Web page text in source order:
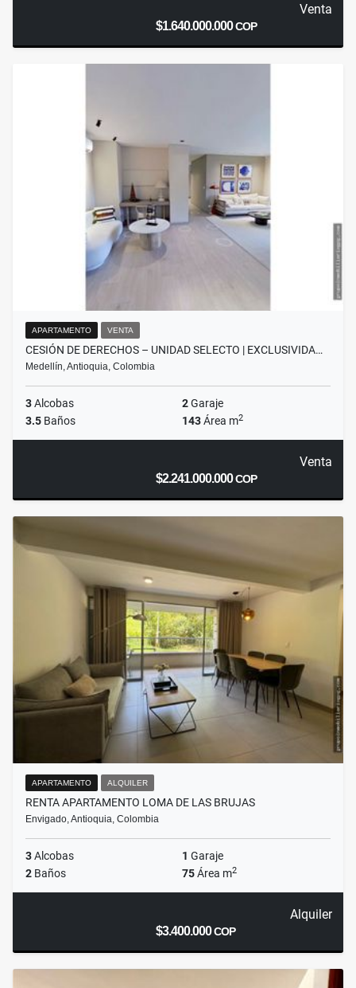
Venta
$1.640.000.000COP
APARTAMENTO VENTA
CESIÓN DE DERECHOS – UNIDAD SELECTO | EXCLUSIVIDA…
Medellín, Antioquia, Colombia
3Alcobas 2Garaje
3.5 Baños 143Área m2
Venta
$2.241.000.000COP
APARTAMENTO ALQUILER
RENTA APARTAMENTO LOMA DE LAS BRUJAS
Envigado, Antioquia, Colombia
3Alcobas 1 Garaje
2 Baños 75Área m2
Alquiler
$3.400.000COP